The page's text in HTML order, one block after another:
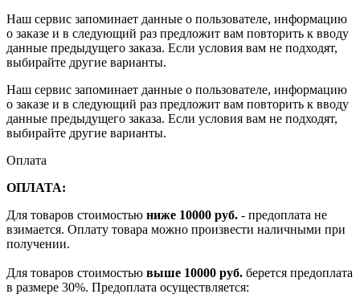
Наш сервис запоминает данные о пользователе, информацию
о заказе и в следующий раз предложит вам повторить к вводу
данные предыдущего заказа. Если условия вам не подходят,
выбирайте другие варианты.
Наш сервис запоминает данные о пользователе, информацию
о заказе и в следующий раз предложит вам повторить к вводу
данные предыдущего заказа. Если условия вам не подходят,
выбирайте другие варианты.
Оплата
ОПЛАТА:
Для товаров стоимостью ниже 10000 руб. - предоплата не
взимается. Оплату товара можно произвести наличными при
получении.
Для товаров стоимостью выше 10000 руб. берется предоплата
в размере 30%. Предоплата осуществляется: